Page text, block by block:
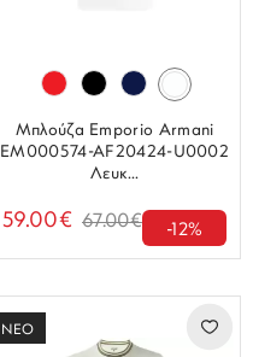
Μπλούζα Emporio Armani
EM000574-AF20424-U0002
Λευκ...
59.00€ 67.00€ -12%
ΝΕΟ